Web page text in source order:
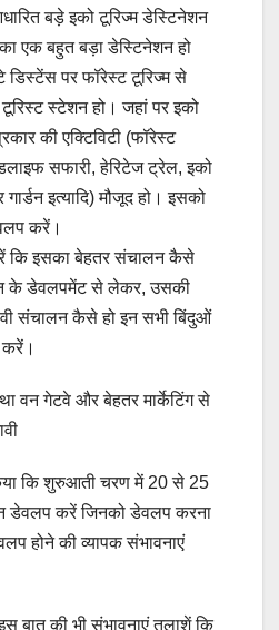
बड़े इको टूरिज्म डेस्टिनेशन
एक बहुत बड़ा डेस्टिनेशन हो
डिस्टेंस पर फॉरेस्ट टूरिज्म से
स्टेशन हो। जहां पर इको
की एक्टिविटी (फॉरेस्ट
सफारी, हेरिटेज ट्रेल, इको
इत्यादि) मौजूद हो। इसको
करें।
कि इसका बेहतर संचालन कैसे
के डेवलपमेंट से लेकर, उसकी
संचालन कैसे हो इन सभी बिंदुओं
करें।
वन गेटवे और बेहतर मार्केटिंग से
कि शुरुआती चरण में 20 से 25
डेवलप करें जिनको डेवलप करना
होने की व्यापक संभावनाएं
इस बात की भी संभावनाएं तलाशें कि